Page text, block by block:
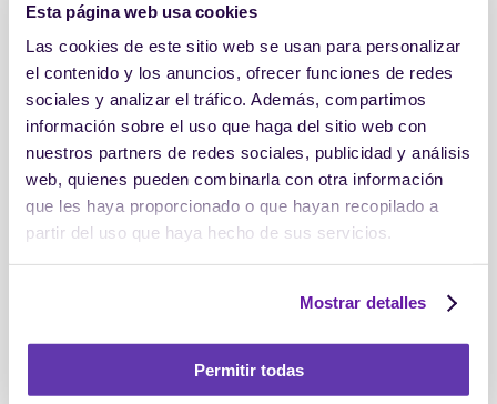
Esta página web usa cookies
Las cookies de este sitio web se usan para personalizar
el contenido y los anuncios, ofrecer funciones de redes
sociales y analizar el tráfico. Además, compartimos
información sobre el uso que haga del sitio web con
nuestros partners de redes sociales, publicidad y análisis
web, quienes pueden combinarla con otra información
que les haya proporcionado o que hayan recopilado a
partir del uso que haya hecho de sus servicios.
Mostrar detalles
Permitir todas